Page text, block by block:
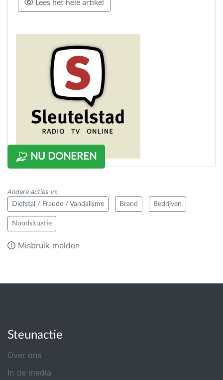
NU DONEREN
Lees het hele artikel
Andere acties in:
Diefstal / Fraude / Vandalisme Brand Bedrijven
Noodsituatie
Misbruik melden
Steunactie
Over ons
In de media